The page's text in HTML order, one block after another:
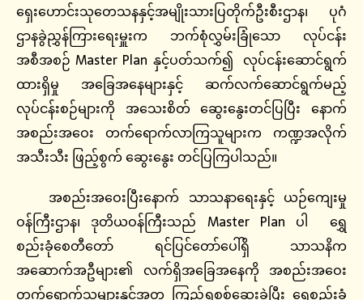
ရှေးဟောင်းသုတေသနနှင့်အမျိုးသားပြတိုက်ဦးစီးဌာန၊ ပုဂံ
ဌာနခွဲညွှန်ကြားရေးမှူးက ဘက်စုံလွှမ်းခြုံသော လုပ်ငန်း
အစီအစဉ် Master Plan နှင့်ပတ်သက်၍ လုပ်ငန်းဆောင်ရွက်
ထားရှိမှု အခြေအနေများနှင့် ဆက်လက်ဆောင်ရွက်မည့်
လုပ်ငန်းစဉ်များကို အသေးစိတ် ဆွေးနွေးတင်ပြပြီး နောက်
အစည်းအဝေး တက်ရောက်လာကြသူများက ကဏ္ဍအလိုက်
အသီးသီး ဖြည့်စွက် ဆွေးနွေး တင်ပြကြပါသည်။
အစည်းအဝေးပြီးနောက် သာသနာရေးနှင့် ယဉ်ကျေးမှု
ဝန်ကြီးဌာန၊ ဒုတိယဝန်ကြီးသည် Master Plan ပါ ရွှေ
စည်းခုံစေတီတော် ရင်ပြင်တော်ပေါ်ရှိ သာသနိက
အဆောက်အဦများ၏ လက်ရှိအခြေအနေကို အစည်းအဝေး
တက်ရောက်သူများနှင့်အတူ ကြည့်ရှုစစ်ဆေးခဲ့ပြီး ရွှေစည်းခုံ